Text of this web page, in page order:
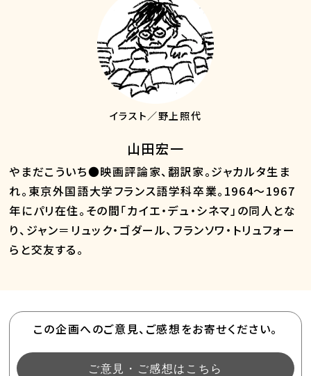
イラスト／野上照代
山田宏一
やまだこういち●映画評論家、翻訳家。ジャカルタ生ま
れ。東京外国語大学フランス語学科卒業。1964～1967
年にパリ在住。その間「カイエ・デュ・シネマ」の同人とな
り、ジャン＝リュック・ゴダール、フランソワ・トリュフォー
らと交友する。
この企画へのご意見、ご感想をお寄せください。
ご意見・ご感想はこちら